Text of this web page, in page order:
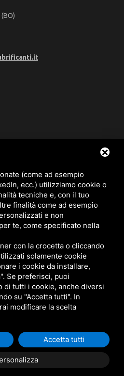
- Codice fiscale 03472740376
BO Capitale Sociale €. 120.000 int. versati -
Google reCAPTCHA v3,
(come ad esempio
ecc.) utilizziamo cookie o
tecniche e, con il tuo
finalità come ad esempio
e non
te, come specificato nella
con la crocetta o cliccando
solamente cookie
i cookie da installare,
Se preferisci, puoi
di tutti i cookie, anche diversi
su "Accetta tutti". In
modificare la scelta
Accetta tutti